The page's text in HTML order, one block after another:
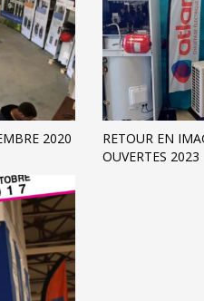
2020
RETOUR EN
OUVERTES 2023